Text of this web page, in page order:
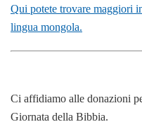
Qui potete trovare maggiori
lingua mongola.
Ci affidiamo alle donazioni
Giornata della Bibbia.